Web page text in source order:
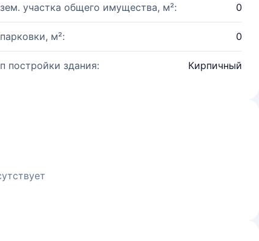
участка общего имущества, м²: 0
м²: 0
постройки здания: Кирпичный